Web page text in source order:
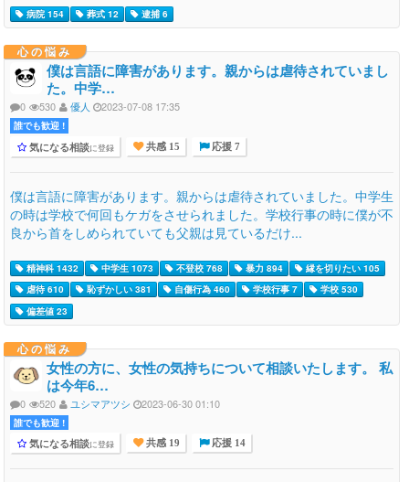
病院 154
葬式 12 逮捕 6
心の悩み
僕は言語に障害があります。親からは虐待されていまし
た。中学…
0 530 優人 2023-07-08 17:35
誰でも歓迎 !
気になる相談に登録 共感 15 応援 7
僕は言語に障害があります。親からは虐待されていました。中学生
の時は学校で何回もケガをさせられました。学校行事の時に僕が不
良から首をしめられていても父親は見ているだけ...
精神科 1432 中学生 1073 不登校 768 暴力 894
縁を切りたい 105
虐待 610
恥ずかしい 381 自傷行為 460 学校行事 7
学校 530
偏差値 23
心の悩み
女性の方に、女性の気持ちについて相談いたします。 私
は今年6…
0 520 ユシマアツシ 2023-06-30 01:10
誰でも歓迎 !
気になる相談に登録 共感 19 応援 14